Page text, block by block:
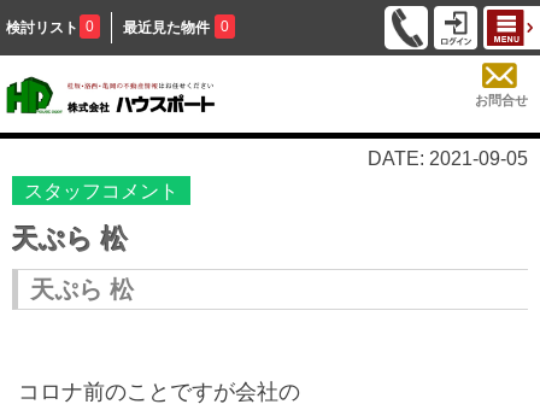
検討リスト 0 最近見た物件 0
お問合せ
DATE: 2021-09-05
スタッフコメント
天ぷら 松
天ぷら 松
コロナ前のことですが会社の